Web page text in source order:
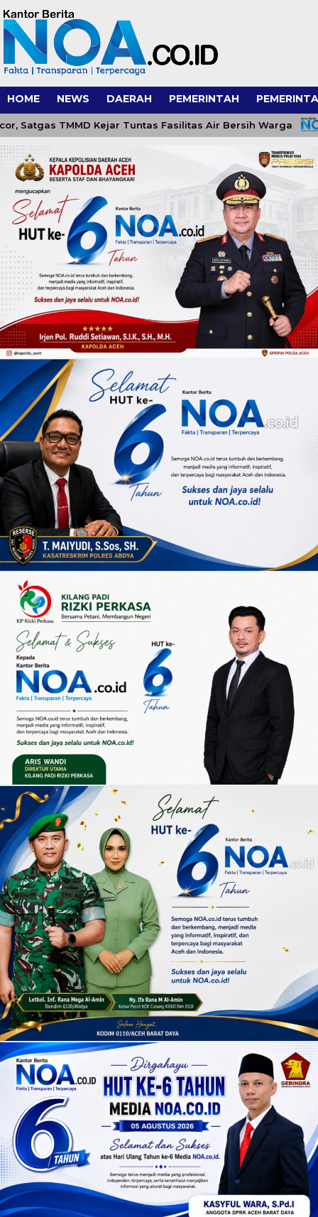
HOME NEWS DAERAH PEMERINTAH
TMMD Kejar Tuntas Fasilitas Air Bersih Warga